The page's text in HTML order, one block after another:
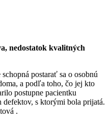
nedostatok kvalitných
postarať sa o osobnú
a podľa toho, čo jej kto
postupne pacientku
s ktorými bola prijatá.
.